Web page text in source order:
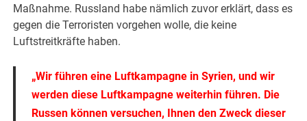
Maßnahme. Russland habe nämlich zuvor erklärt, dass es
gegen die Terroristen vorgehen wolle, die keine
Luftstreitkräfte haben.
„Wir führen eine Luftkampagne in Syrien, und wir
werden diese Luftkampagne weiterhin führen. Die
Russen können versuchen, Ihnen den Zweck dieser